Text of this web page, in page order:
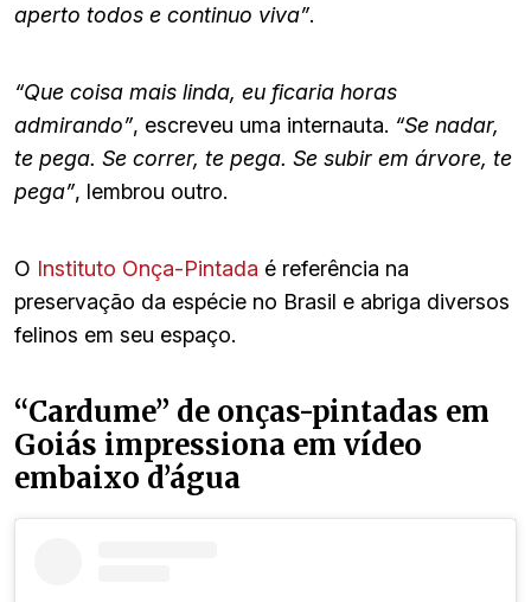
aperto todos e continuo viva”.
“Que coisa mais linda, eu ficaria horas
admirando”, escreveu uma internauta. “Se nadar,
te pega. Se correr, te pega. Se subir em árvore, te
pega”, lembrou outro.
O Instituto Onça-Pintada é referência na
preservação da espécie no Brasil e abriga diversos
felinos em seu espaço.
“Cardume” de onças-pintadas em
Goiás impressiona em vídeo
embaixo d’água